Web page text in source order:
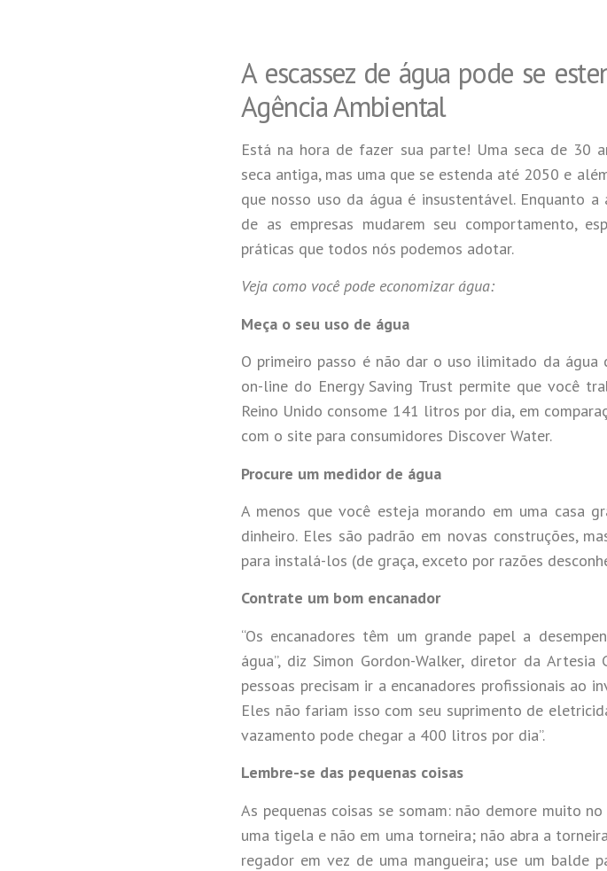
A escassez de água pode se
Agência Ambiental
Está na hora de fazer sua parte! Uma seca de 30
seca antiga, mas uma que se estenda até 2050 e
que nosso uso da água é insustentável. Enquanto
de as empresas mudarem seu comportamento,
práticas que todos nós podemos adotar.
Veja como você pode economizar água:
Meça o seu uso de água
O primeiro passo é não dar o uso ilimitado da
on-line do Energy Saving Trust permite que você
Reino Unido consome 141 litros por dia, em
com o site para consumidores Discover Water.
Procure um medidor de água
A menos que você esteja morando em uma casa
dinheiro. Eles são padrão em novas construções,
para instalá-los (de graça, exceto por razões
Contrate um bom encanador
“Os encanadores têm um grande papel a
água”, diz Simon Gordon-Walker, diretor da
pessoas precisam ir a encanadores profissionais ao
Eles não fariam isso com seu suprimento de
vazamento pode chegar a 400 litros por dia”.
Lembre-se das pequenas coisas
As pequenas coisas se somam: não demore muito
uma tigela e não em uma torneira; não abra a
regador em vez de uma mangueira; use um balde